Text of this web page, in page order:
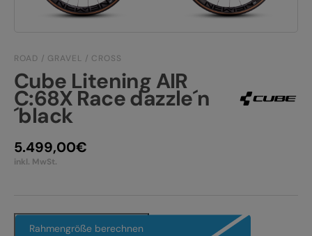
E-BIKE FULLY
E-BIKE TOUR
Alle entdecken
PRODUKTRÜCKRUFE
ROAD / GRAVEL / CROSS
Cube Litening AIR
C:68X Race dazzle´n
´black
5.499,00€
inkl. MwSt.
Rahmengröße berechnen